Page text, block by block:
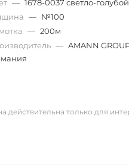
— 1678-0037 светло-голубой
— №100
— 200м
— AMANN
действительна только для